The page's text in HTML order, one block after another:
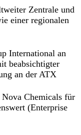
Zentrale und
einer regionalen
International an
beabsichtigter
an der ATX
Chemicals für
(Enterprise